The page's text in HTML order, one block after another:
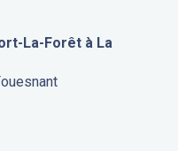
La-Forêt à La